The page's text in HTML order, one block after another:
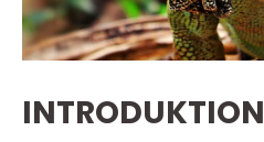
INTRODUKTION